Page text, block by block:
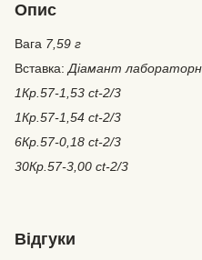
Опис
Вага 7,59 г
Вставка: Діамант
1Кр.57-1,53 ct-2/3
1Кр.57-1,54 ct-2/3
6Кр.57-0,18 ct-2/3
30Кр.57-3,00 ct-2/3
Відгуки